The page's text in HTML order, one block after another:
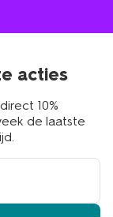
acties
10%
de laatste